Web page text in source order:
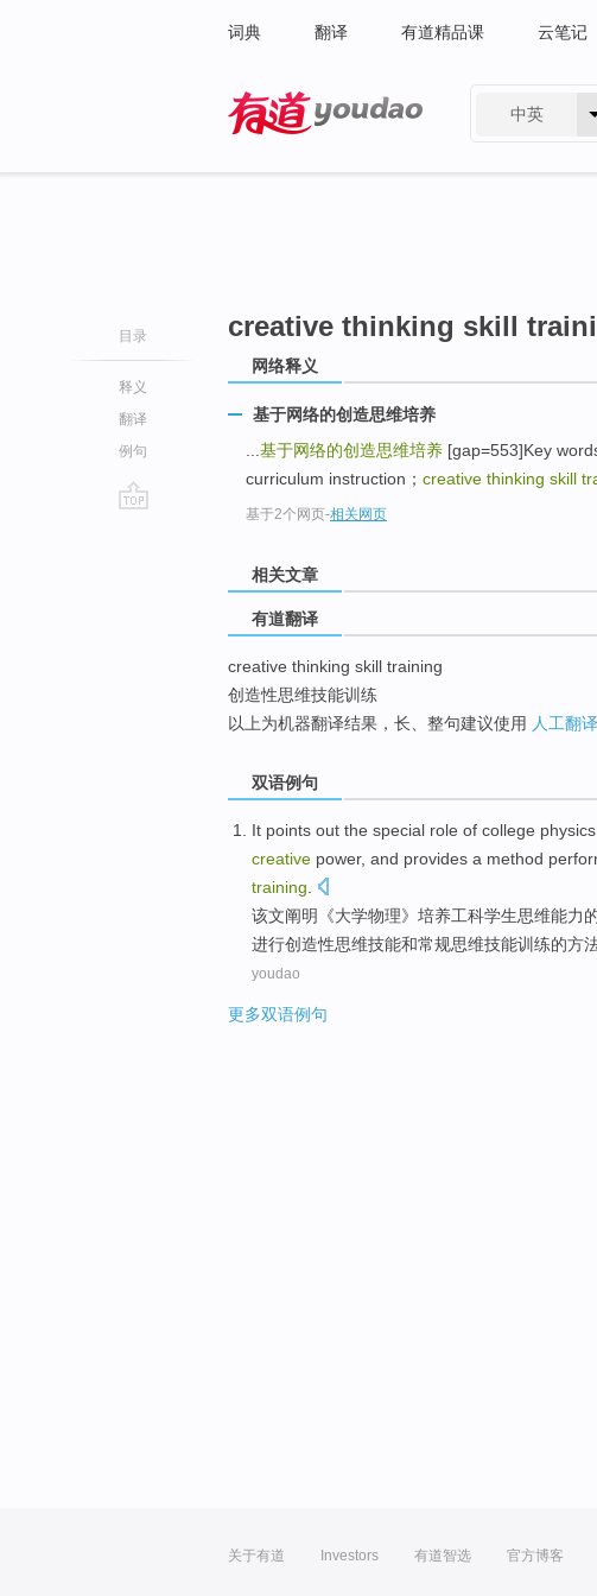
词典 翻译 有道精品课 云笔记
中英
目录
释义
翻译
例句
creative thinking skill
网络释义
基于网络的创造思维培养
基于网络的创造思维培养 [gap=553]Key
curriculum instruction； creative thinking skill
基于2个网页-相关网页
相关文章
有道翻译
creative thinking skill training
创造性思维技能训练
以上为机器翻译结果，长、整句建议使用 人工翻译
双语例句
It points out the special role of college physics
creative power, and provides a method
training
该文阐明《大学物理》 培养工科学生思维能力
进行创造性思维技能和常规思维技能训练的方
youdao
更多双语例句
关于有道 Investors 有道智选 官方博客